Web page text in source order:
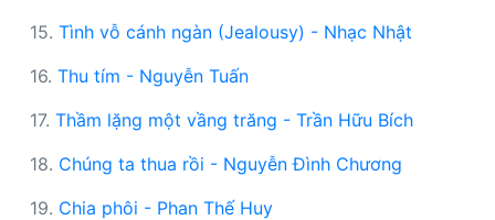
15. Tình vỗ cánh ngàn (Jealousy) - Nhạc Nhật
16. Thu tím - Nguyễn Tuấn
17. Thầm lặng một vầng trăng - Trần Hữu Bích
18. Chúng ta thua rồi - Nguyễn Đình Chương
19. Chia phôi - Phan Thế Huy